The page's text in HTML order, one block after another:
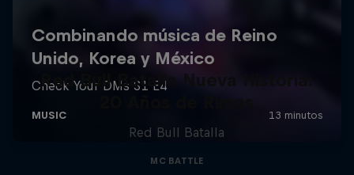
Red Bull Batalla Nueva Historia:
Red Bull Batalla
MC BATTLE